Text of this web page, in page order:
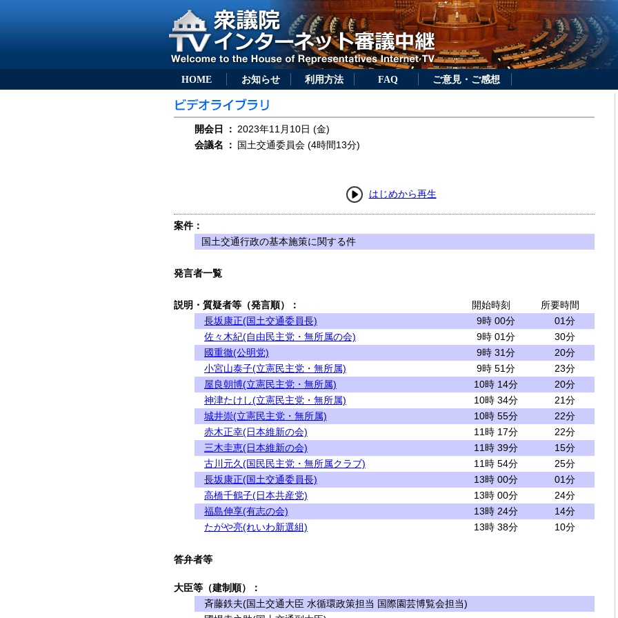
HOME お知らせ 利用方法 FAQ ご意見・ご感想
開会日 ： 2023年11月10日 (金)
会議名
： 国土交通委員会 (4時間13分)
はじめから再生
案件：
国土交通行政の基本施策に関する件
発言者一覧
説明・質疑者等（発言順）： 開始時刻
所要時間
長坂康正(国土交通委員長)
9時 00分
01分
佐々木紀(自由民主党・無所属の会)
9時 01分
30分
國重徹(公明党)
9時 31分
20分
小宮山泰子(立憲民主党・無所属)
9時 51分
23分
屋良朝博(立憲民主党・無所属)
10時 14分
20分
神津たけし(立憲民主党・無所属)
10時 34分
21分
城井崇(立憲民主党・無所属)
10時 55分
22分
赤木正幸(日本維新の会)
11時 17分
22分
三木圭恵(日本維新の会)
11時 39分
15分
古川元久(国民民主党・無所属クラブ)
11時 54分
25分
長坂康正(国土交通委員長)
13時 00分
01分
高橋千鶴子(日本共産党)
13時 00分
24分
福島伸享(有志の会)
13時 24分
14分
たがや亮(れいわ新選組)
13時 38分 10分
答弁者等
大臣等（建制順）：
斉藤鉄夫(国土交通大臣 水循環政策担当 国際園芸博覧会担当)